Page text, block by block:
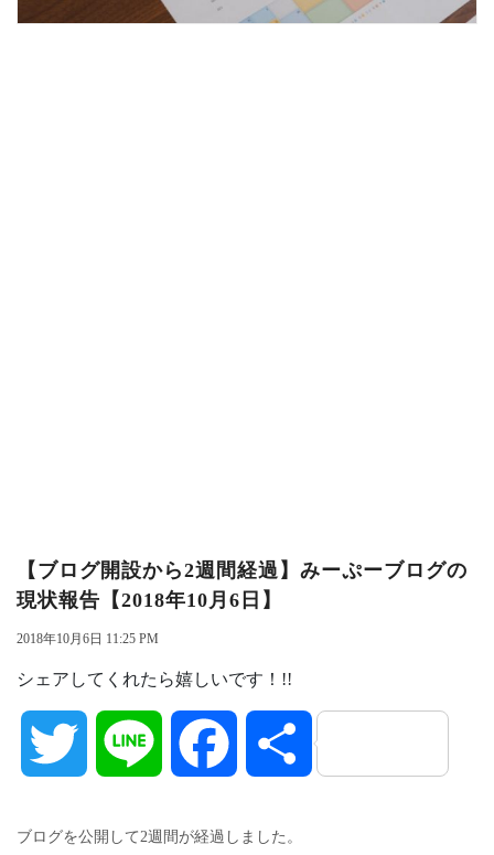
【ブログ開設から2週間経過】みーぷーブログの
現状報告【2018年10月6日】
2018年10月6日 11:25 PM
シェアしてくれたら嬉しいです！!!
Twitter Line Facebook 共
ブログを公開して2週間が経過しました。